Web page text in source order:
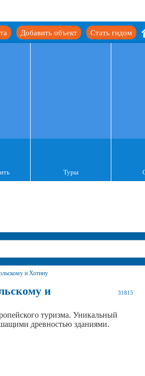
Стать гидом
Добавить объект
Туры
и Хотину
и
31815
туризма. Уникальный
древностью зданиями.